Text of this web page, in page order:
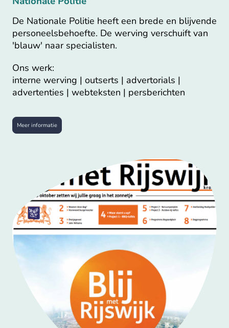
De Nationale Politie heeft een brede en blijvende
personeelsbehoefte. De werving verschuift van
'blauw' naar specialisten.
Ons werk:
interne werving | outserts | advertorials |
advertenties | webteksten | persberichten
Meer informatie